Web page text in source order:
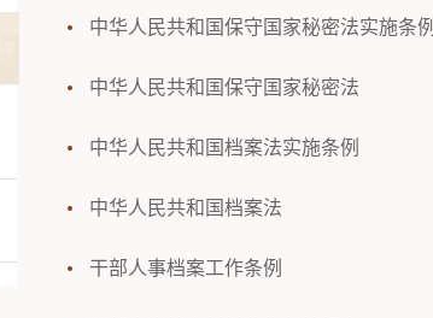
中华人民共和国保守国家秘密法实施条例
中华人民共和国保守国家秘密法
中华人民共和国档案法实施条例
中华人民共和国档案法
干部人事档案工作条例